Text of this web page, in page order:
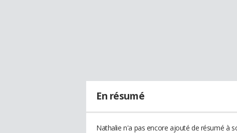
En résumé
Nathalie n'a pas encore ajouté de résumé à